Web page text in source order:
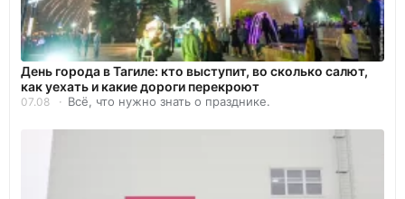
День города в Тагиле: кто выступит, во сколько салют,
как уехать и какие дороги перекроют
07.08 Всё, что нужно знать о празднике.